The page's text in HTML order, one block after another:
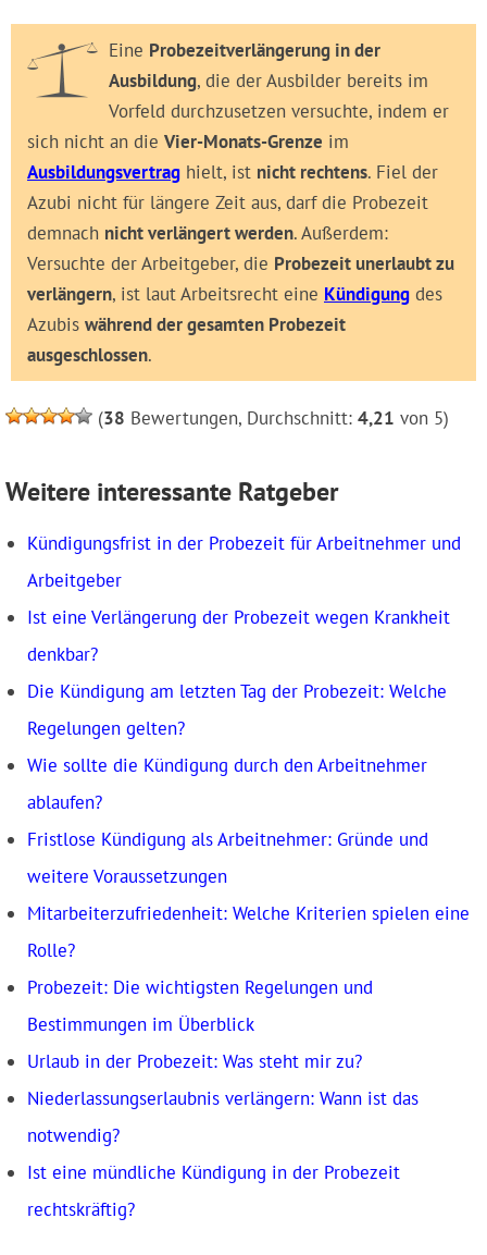
Eine Probezeitverlängerung in der
Ausbildung, die der Ausbilder bereits im
Vorfeld durchzusetzen versuchte, indem er
sich nicht an die Vier-Monats-Grenze im
Ausbildungsvertrag hielt, ist nicht rechtens. Fiel der
Azubi nicht für längere Zeit aus, darf die Probezeit
demnach nicht verlängert werden. Außerdem:
Versuchte der Arbeitgeber, die Probezeit unerlaubt zu
verlängern, ist laut Arbeitsrecht eine Kündigung des
Azubis während der gesamten Probezeit
ausgeschlossen.
(38 Bewertungen, Durchschnitt: 4,21 von 5)
Weitere interessante Ratgeber
Kündigungsfrist in der Probezeit für Arbeitnehmer und
Arbeitgeber
Ist eine Verlängerung der Probezeit wegen Krankheit
denkbar?
Die Kündigung am letzten Tag der Probezeit: Welche
Regelungen gelten?
Wie sollte die Kündigung durch den Arbeitnehmer
ablaufen?
Fristlose Kündigung als Arbeitnehmer: Gründe und
weitere Voraussetzungen
Mitarbeiterzufriedenheit: Welche Kriterien spielen eine
Rolle?
Probezeit: Die wichtigsten Regelungen und
Bestimmungen im Überblick
Urlaub in der Probezeit: Was steht mir zu?
Niederlassungserlaubnis verlängern: Wann ist das
notwendig?
Ist eine mündliche Kündigung in der Probezeit
rechtskräftig?